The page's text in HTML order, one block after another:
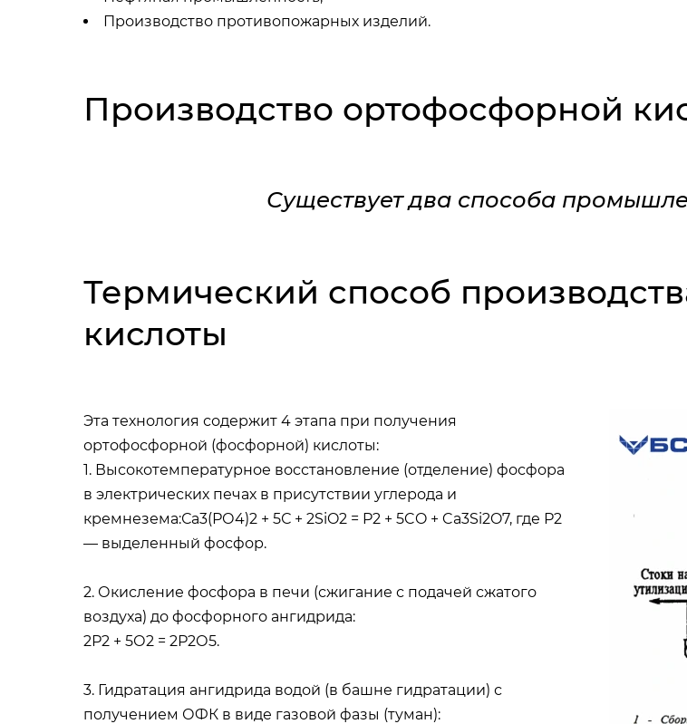
Производство противопожарных изделий.
Производство ортофосфорной
Существует два способа
Термический способ
кислоты
Эта технология содержит 4 этапа при получения
ортофосфорной (фосфорной) кислоты:
1. Высокотемпературное восстановление (отделение) фосфора
в электрических печах в присутствии углерода и
кремнезема:Са3(РО4)2 + 5С + 2SiO2 = P2 + 5CO + Ca3Si2O7, где Р2
— выделенный фосфор.
2. Окисление фосфора в печи (сжигание с подачей сжатого
воздуха) до фосфорного ангидрида:
2Р2 + 5О2 = 2Р2О5.
3. Гидратация ангидрида водой (в башне гидратации) с
получением ОФК в виде газовой фазы (туман):